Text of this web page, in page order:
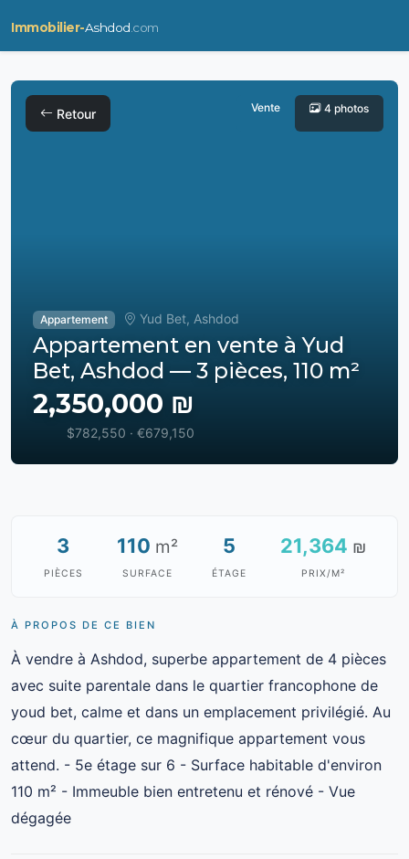
Immobilier-Ashdod .com
Retour Vente 4 photos
Appartement Yud Bet, Ashdod
Appartement en vente à Yud
Bet, Ashdod — 3 pièces, 110 m²
2,350,000 ₪
$782,550 · €679,150
3
PIÈCES
110 m²
SURFACE
5
ÉTAGE
21,364 ₪
PRIX/M²
À PROPOS DE CE BIEN
À vendre à Ashdod, superbe appartement de 4 pièces
avec suite parentale dans le quartier francophone de
youd bet, calme et dans un emplacement privilégié. Au
cœur du quartier, ce magnifique appartement vous
attend. - 5e étage sur 6 - Surface habitable d'environ
110 m² - Immeuble bien entretenu et rénové - Vue
dégagée